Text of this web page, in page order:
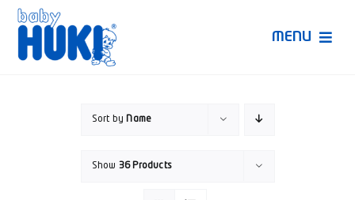
Skip
content
MENU
Sort by Name
Show 36 Products